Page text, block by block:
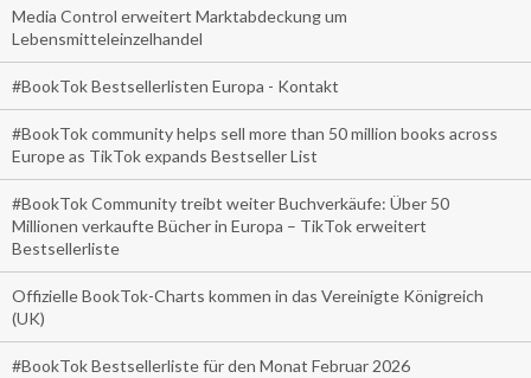
Media Control erweitert Marktabdeckung um
Lebensmitteleinzelhandel
#BookTok Bestsellerlisten Europa - Kontakt
#BookTok community helps sell more than 50 million books across
Europe as TikTok expands Bestseller List
#BookTok Community treibt weiter Buchverkäufe: Über 50
Millionen verkaufte Bücher in Europa – TikTok erweitert
Bestsellerliste
Offizielle BookTok-Charts kommen in das Vereinigte Königreich
(UK)
#BookTok Bestsellerliste für den Monat Februar 2026